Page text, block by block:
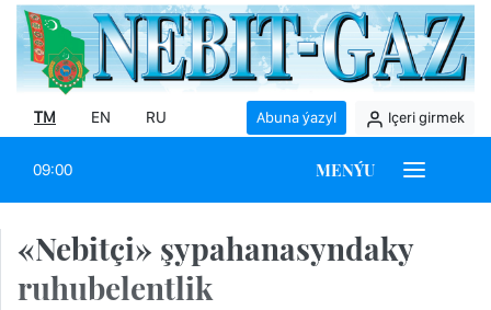
TM EN RU Abuna ýazyl Içeri girmek
09:00 MENÝU
«Nebitçi» şypahanasyndaky
ruhubelentlik